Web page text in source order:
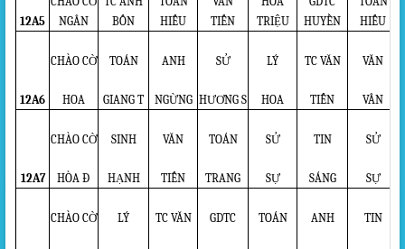
12A5
NGÂN
BỐN HIẾU TIẾN TRIỆU HUYỀN HIẾU
12A6
CHÀO CỜ TOÁN ANH SỬ LÝ TC VĂN VĂN
HOA GIANG T NGỪNG HƯƠNG S HOA TIẾN VÂN
12A7
CHÀO CỜ SINH VĂN TOÁN SỬ TIN SỬ
HÒA Đ HẠNH TIẾN TRANG SỰ SÁNG SỰ
CHÀO CỜ LÝ TC VĂN GDTC TOÁN ANH TIN